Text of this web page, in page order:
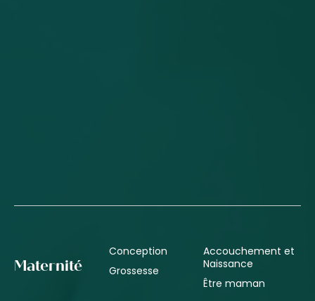
Maternité
Conception
Grossesse
Accouchement et
Naissance
Être maman